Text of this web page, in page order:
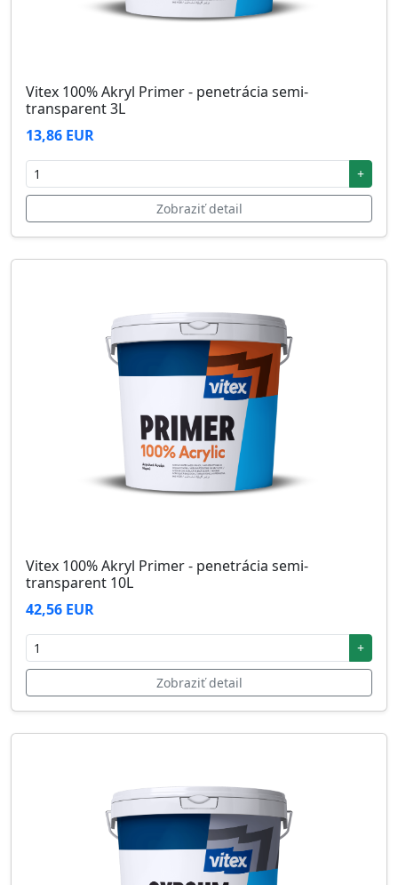
Vitex 100% Akryl Primer - penetrácia semi-
transparent 3L
13,86 EUR
+
Zobraziť detail
Vitex 100% Akryl Primer - penetrácia semi-
transparent 10L
42,56 EUR
+
Zobraziť detail